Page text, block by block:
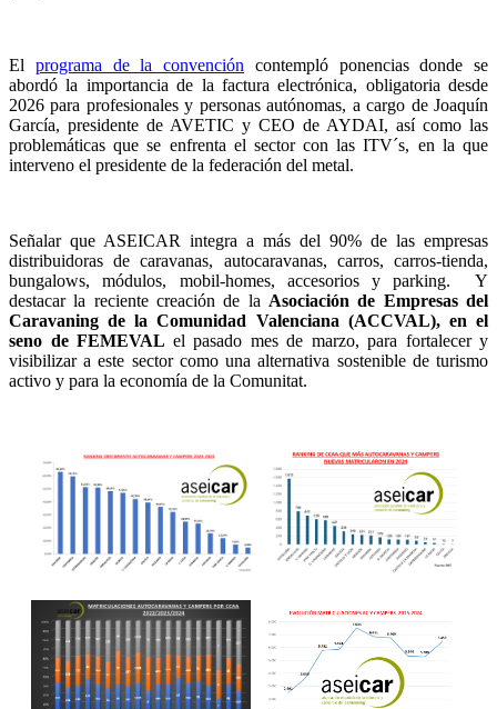
El programa de la convención contempló ponencias donde se
abordó la importancia de la factura electrónica, obligatoria desde
2026 para profesionales y personas autónomas, a cargo de Joaquín
García, presidente de AVETIC y CEO de AYDAI, así como las
problemáticas que se enfrenta el sector con las ITV´s, en la que
interveno el presidente de la federación del metal.
Señalar que ASEICAR integra a más del 90% de las empresas
distribuidoras de caravanas, autocaravanas, carros, carros-tienda,
bungalows, módulos, mobil-homes, accesorios y parking. Y
destacar la reciente creación de la Asociación de Empresas del
Caravaning de la Comunidad Valenciana (ACCVAL), en el
seno de FEMEVAL el pasado mes de marzo, para fortalecer y
visibilizar a este sector como una alternativa sostenible de turismo
activo y para la economía de la Comunitat.